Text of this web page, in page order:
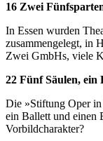
16 Zwei
In Essen wurden
zusammengelegt, in
Zwei GmbHs, viele
22 Fünf Säulen, ein
Die »Stiftung Oper
ein Ballett und einen
Vorbildcharakter?